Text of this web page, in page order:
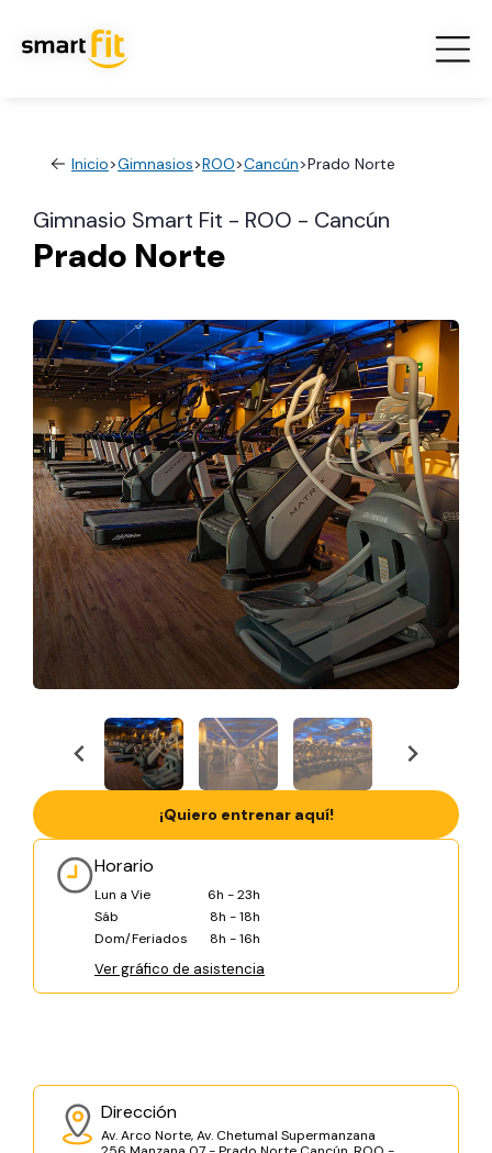
Inicio>Gimnasios>ROO>Cancún>Prado Norte
Gimnasio Smart Fit - ROO - Cancún
Prado Norte
Horario
Lun a Vie
6h - 23h
Sáb
8h - 18h
Dom/Feriados
8h - 16h
Ver gráfico de asistencia
Dirección
Av. Arco Norte, Av. Chetumal Supermanzana
¡Quiero entrenar aquí!